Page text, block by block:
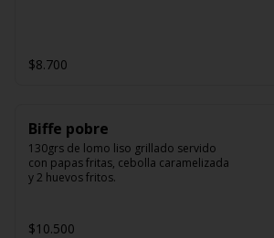
$8.700
Biffe pobre
130grs de lomo liso grillado servido
con papas fritas, cebolla caramelizada
y 2 huevos fritos.
$10.500